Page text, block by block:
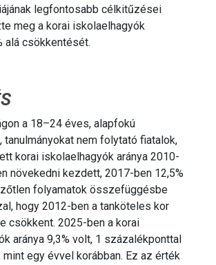
legfontosabb célkitűzései
meg a korai iskolaelhagyók
alá csökkentését.
a 18–24 éves, alapfokú
nem folytató fiatalok,
korai iskolaelhagyók aránya 2010-
növekedni kezdett, 2017-ben 12,5%
folyamatok összefüggésbe
hogy 2012-ben a tanköteles kor
csökkent. 2025-ben a korai
aránya 9,3% volt, 1 százalékponttal
mint egy évvel korábban. Ez az érték